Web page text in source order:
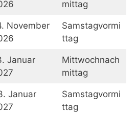
mittag
November
Samstagvormi
ttag
Januar
Mittwochnach
mittag
Januar
Samstagvormi
ttag